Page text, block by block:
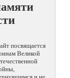
посвящается
Великой